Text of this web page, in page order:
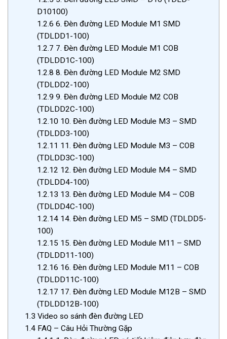
D10100)
1.2.6 6. Đèn đường LED Module M1 SMD
(TDLDD1-100)
1.2.7 7. Đèn đường LED Module M1 COB
(TDLDD1C-100)
1.2.8 8. Đèn đường LED Module M2 SMD
(TDLDD2-100)
1.2.99. Đèn đường LED Module M2 COB
(TDLDD2C-100)
1.2.1010. Đèn đường LED Module M3 – SMD
(TDLDD3-100)
1.2.11 11. Đèn đường LED Module M3 – COB
(TDLDD3C-100)
1.2.12 12. Đèn đường LED Module M4 – SMD
(TDLDD4-100)
1.2.13 13. Đèn đường LED Module M4 – COB
(TDLDD4C-100)
1.2.1414. Đèn đường LED M5 – SMD (TDLDD5-
100)
1.2.15 15. Đèn đường LED Module M11 – SMD
(TDLDD11-100)
1.2.16 16. Đèn đường LED Module M11 – COB
(TDLDD11C-100)
1.2.17 17. Đèn đường LED Module M12B – SMD
(TDLDD12B-100)
1.3 Video so sánh đèn đường LED
1.4 FAQ – Câu Hỏi Thường Gặp